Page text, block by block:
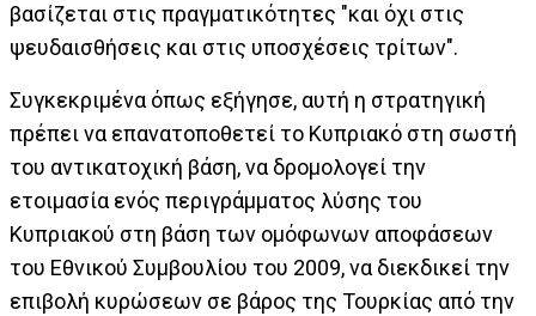
βασίζεται στις πραγματικότητες "και όχι στις
ψευδαισθήσεις και στις υποσχέσεις τρίτων".
Συγκεκριμένα όπως εξήγησε, αυτή η στρατηγική
πρέπει να επανατοποθετεί το Κυπριακό στη σωστή
του αντικατοχική βάση, να δρομολογεί την
ετοιμασία ενός περιγράμματος λύσης του
Κυπριακού στη βάση των ομόφωνων αποφάσεων
του Εθνικού Συμβουλίου του 2009, να διεκδικεί την
επιβολή κυρώσεων σε βάρος της Τουρκίας από την